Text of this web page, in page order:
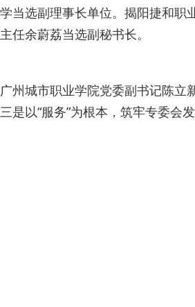
学当选副理事长单位。揭阳捷和职
主任余蔚荔当选副秘书长。
广州城市职业学院党委副书记陈立
三是以“服务”为根本，筑牢专委会